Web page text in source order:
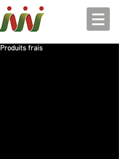
Produits frais